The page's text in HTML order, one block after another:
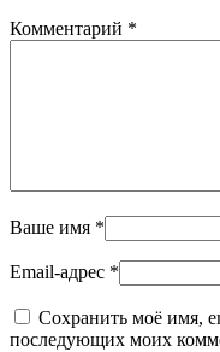
Комментарий *
Ваше имя *
Email-адрес *
Сохранить моё имя,
последующих моих